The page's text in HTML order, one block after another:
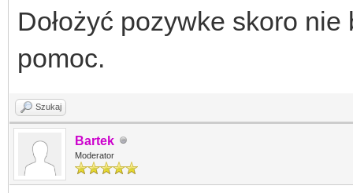
Dołożyć pozywke skoro
pomoc.
Szukaj
Bartek
Moderator